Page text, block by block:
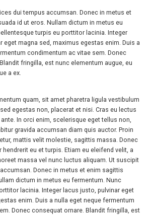
dui tempus accumsan. Donec in metus et
id ut eros. Nullam dictum in metus eu
turpis eu porttitor lacinia. Integer
eget magna sed, maximus egestas enim. Duis a
condimentum ac vitae sem. Donec
fringilla, est nunc elementum augue, eu
a ex.
quam, sit amet pharetra ligula vestibulum
egestas non, placerat et nisi. Cras eu lectus
In orci enim, scelerisque eget tellus non,
gravida accumsan diam quis auctor. Proin
mattis velit molestie, sagittis massa. Donec
hendrerit eu et turpis. Etiam eu eleifend velit, a
massa vel nunc luctus aliquam. Ut suscipit
Donec in metus et enim sagittis
dictum in metus eu fermentum. Nunc
lacinia. Integer lacus justo, pulvinar eget
enim. Duis a nulla eget neque fermentum
Donec consequat ornare. Blandit fringilla, est